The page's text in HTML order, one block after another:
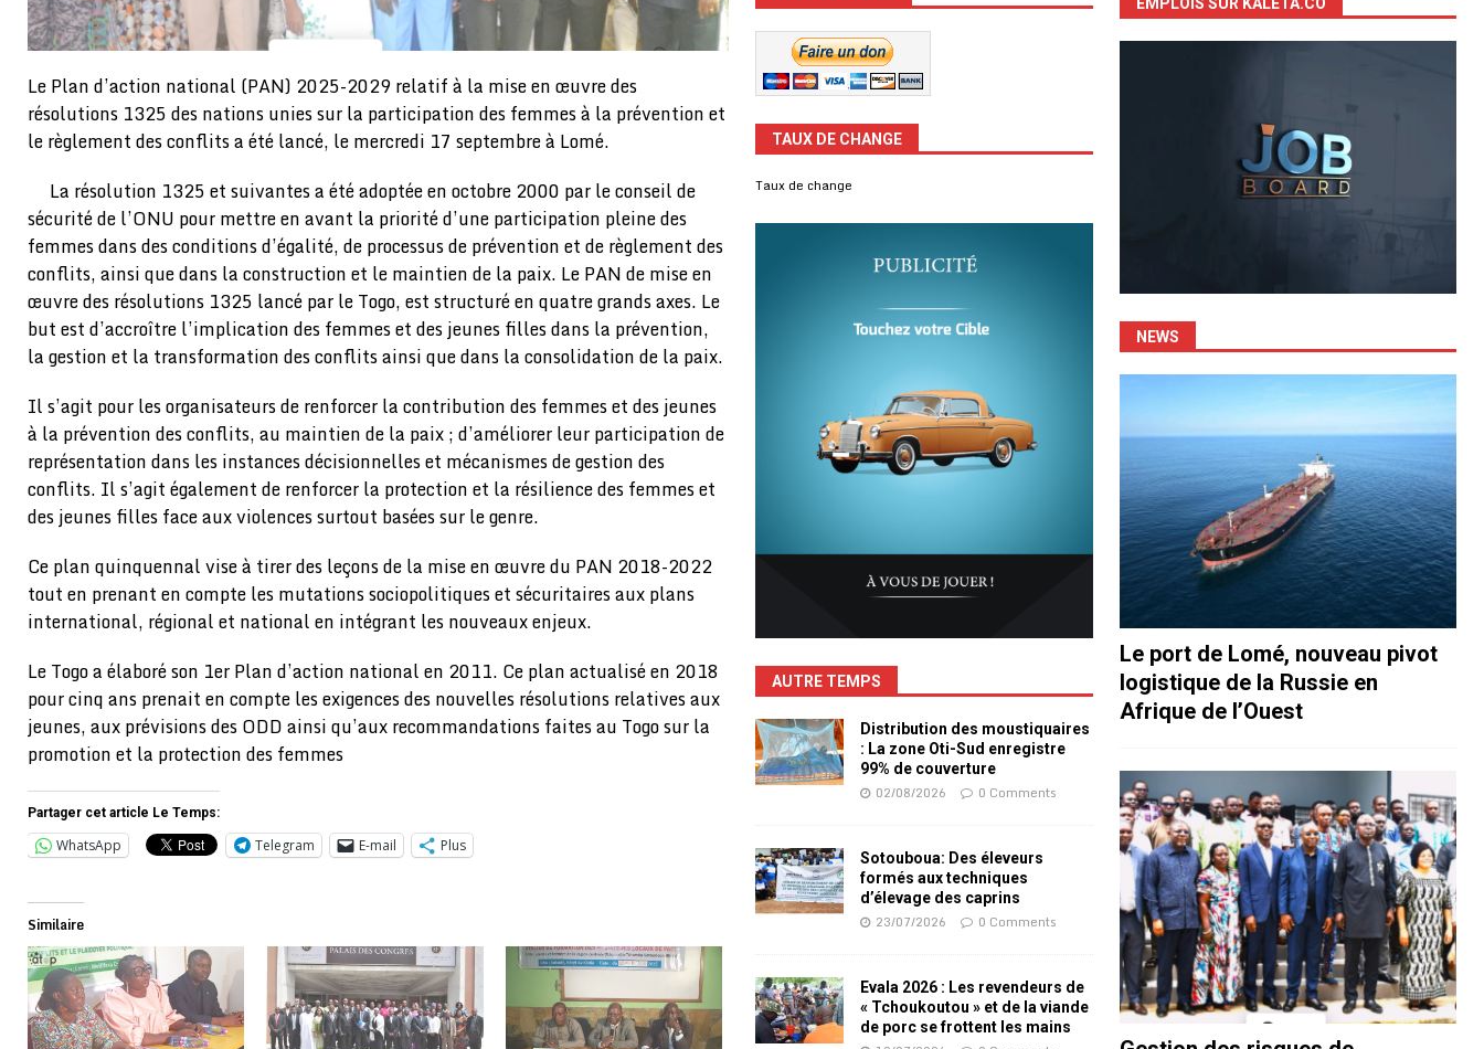
Le Plan d’action national (PAN) 2025-2029 relatif à la mise en œuvre des
résolutions 1325 des nations unies sur la participation des femmes à la prévention et
le règlement des conflits a été lancé, le mercredi 17 septembre à Lomé.
La résolution 1325 et suivantes a été adoptée en octobre 2000 par le conseil de
sécurité de l’ONU pour mettre en avant la priorité d’une participation pleine des
femmes dans des conditions d’égalité, de processus de prévention et de règlement des
conflits, ainsi que dans la construction et le maintien de la paix. Le PAN de mise en
œuvre des résolutions 1325 lancé par le Togo, est structuré en quatre grands axes. Le
but est d’accroître l’implication des femmes et des jeunes filles dans la prévention,
la gestion et la transformation des conflits ainsi que dans la consolidation de la paix.
Il s’agit pour les organisateurs de renforcer la contribution des femmes et des jeunes
à la prévention des conflits, au maintien de la paix ; d’améliorer leur participation de
représentation dans les instances décisionnelles et mécanismes de gestion des
conflits. Il s’agit également de renforcer la protection et la résilience des femmes et
des jeunes filles face aux violences surtout basées sur le genre.
Ce plan quinquennal vise à tirer des leçons de la mise en œuvre du PAN 2018-2022
tout en prenant en compte les mutations sociopolitiques et sécuritaires aux plans
international, régional et national en intégrant les nouveaux enjeux.
Le Togo a élaboré son 1er Plan d’action national en 2011. Ce plan actualisé en 2018
pour cinq ans prenait en compte les exigences des nouvelles résolutions relatives aux
jeunes, aux prévisions des ODD ainsi qu’aux recommandations faites au Togo sur la
promotion et la protection des femmes
Partager cet article Le Temps:
WhatsApp Telegram E-mail Plus
Similaire
TAUX DE CHANGE
Taux de change
AUTRE TEMPS
Distribution des moustiquaires
: La zone Oti-Sud enregistre
99% de couverture
02/08/2026 0 Comments
Sotouboua: Des éleveurs
formés aux techniques
d’élevage des caprins
23/07/2026 0 Comments
Evala 2026 : Les revendeurs de
« Tchoukoutou » et de la viande
de porc se frottent les mains
NEWS
Le port de Lomé, nouveau pivot
logistique de la Russie en
Afrique de l’Ouest